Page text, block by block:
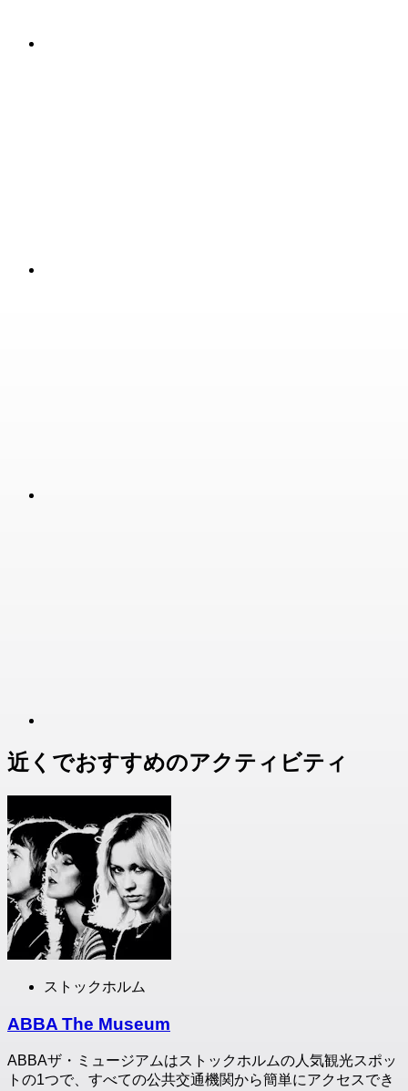
近くでおすすめのアクティビティ
ストックホルム
ABBA The Museum
ABBAザ・ミュージアムはストックホルムの人気観光スポッ
トの1つで、すべての公共交通機関から簡単にアクセスでき